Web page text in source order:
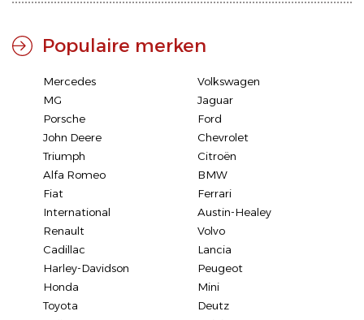
Populaire merken
Mercedes
Volkswagen
MG
Jaguar
Porsche
Ford
John Deere
Chevrolet
Triumph
Citroën
Alfa Romeo
BMW
Fiat
Ferrari
International
Austin-Healey
Renault
Volvo
Cadillac
Lancia
Harley-Davidson
Peugeot
Honda
Mini
Toyota
Deutz